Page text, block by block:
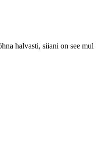
halvasti, siiani on see mul